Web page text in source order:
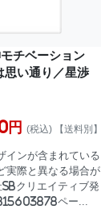
チベーション
思い通り／星渉
円 (税込) 【送料別】
インが含まれている
実際と異なる場合が
クリエイティブ発
ペー...